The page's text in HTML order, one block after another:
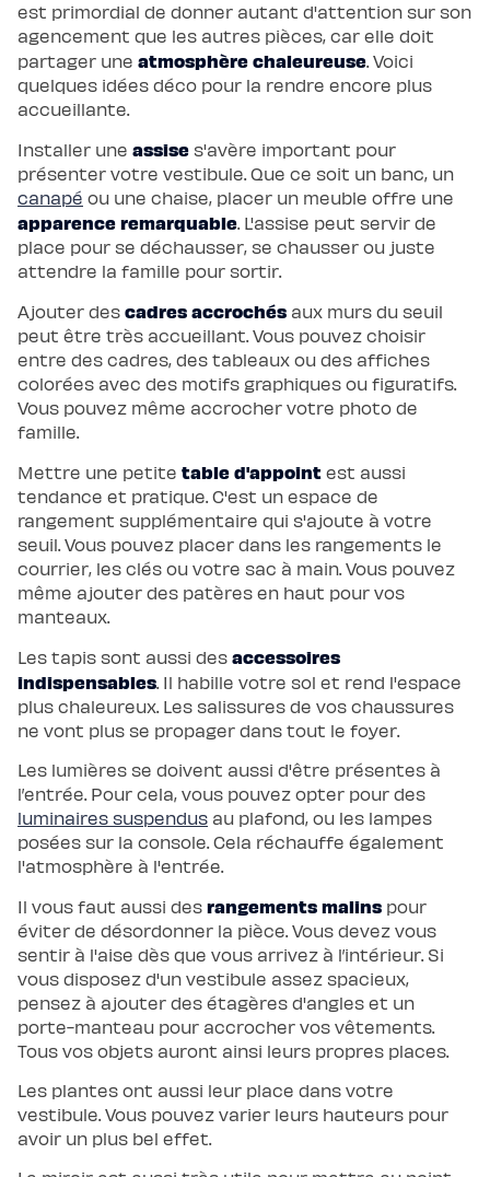
est primordial de donner autant d'attention sur son
agencement que les autres pièces, car elle doit
partager une atmosphère chaleureuse. Voici
quelques idées déco pour la rendre encore plus
accueillante.
Installer une assise s'avère important pour
présenter votre vestibule. Que ce soit un banc, un
canapé ou une chaise, placer un meuble offre une
apparence remarquable. L'assise peut servir de
place pour se déchausser, se chausser ou juste
attendre la famille pour sortir.
Ajouter des cadres accrochés aux murs du seuil
peut être très accueillant. Vous pouvez choisir
entre des cadres, des tableaux ou des affiches
colorées avec des motifs graphiques ou figuratifs.
Vous pouvez même accrocher votre photo de
famille.
Mettre une petite table d'appoint est aussi
tendance et pratique. C'est un espace de
rangement supplémentaire qui s'ajoute à votre
seuil. Vous pouvez placer dans les rangements le
courrier, les clés ou votre sac à main. Vous pouvez
même ajouter des patères en haut pour vos
manteaux.
Les tapis sont aussi des accessoires
indispensables. Il habille votre sol et rend l'espace
plus chaleureux. Les salissures de vos chaussures
ne vont plus se propager dans tout le foyer.
Les lumières se doivent aussi d'être présentes à
l’entrée. Pour cela, vous pouvez opter pour des
luminaires suspendus au plafond, ou les lampes
posées sur la console. Cela réchauffe également
l'atmosphère à l'entrée.
Il vous faut aussi des rangements malins pour
éviter de désordonner la pièce. Vous devez vous
sentir à l'aise dès que vous arrivez à l’intérieur. Si
vous disposez d'un vestibule assez spacieux,
pensez à ajouter des étagères d'angles et un
porte-manteau pour accrocher vos vêtements.
Tous vos objets auront ainsi leurs propres places.
Les plantes ont aussi leur place dans votre
vestibule. Vous pouvez varier leurs hauteurs pour
avoir un plus bel effet.